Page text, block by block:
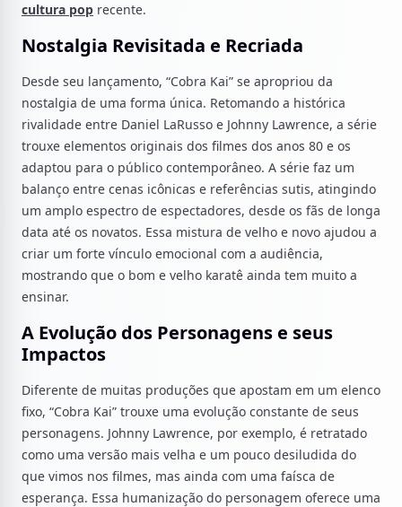
cultura pop recente.
Nostalgia Revisitada e Recriada
Desde seu lançamento, “Cobra Kai” se apropriou da
nostalgia de uma forma única. Retomando a histórica
rivalidade entre Daniel LaRusso e Johnny Lawrence, a série
trouxe elementos originais dos filmes dos anos 80 e os
adaptou para o público contemporâneo. A série faz um
balanço entre cenas icônicas e referências sutis, atingindo
um amplo espectro de espectadores, desde os fãs de longa
data até os novatos. Essa mistura de velho e novo ajudou a
criar um forte vínculo emocional com a audiência,
mostrando que o bom e velho karatê ainda tem muito a
ensinar.
A Evolução dos Personagens e seus
Impactos
Diferente de muitas produções que apostam em um elenco
fixo, “Cobra Kai” trouxe uma evolução constante de seus
personagens. Johnny Lawrence, por exemplo, é retratado
como uma versão mais velha e um pouco desiludida do
que vimos nos filmes, mas ainda com uma faísca de
esperança. Essa humanização do personagem oferece uma